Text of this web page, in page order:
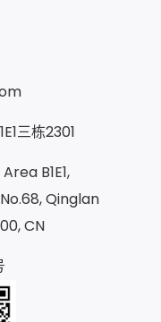
三栋2301
B1E1,
Qinglan
CN